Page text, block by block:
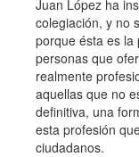
Juan López ha
colegiación, y no
porque ésta es la
personas que
realmente
aquellas que no
definitiva, una
esta profesión
ciudadanos.